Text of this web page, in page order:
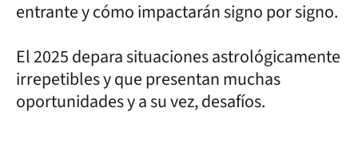
entrante y cómo impactarán signo por signo.
El 2025 depara situaciones astrológicamente
irrepetibles y que presentan muchas
oportunidades y a su vez, desafíos.